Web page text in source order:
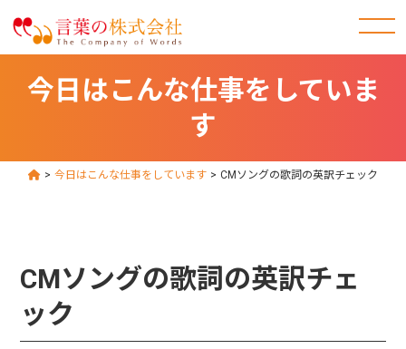
今日はこんな仕事をしていま
す
> 今日はこんな仕事をしています > CMソングの歌詞の英訳チェック
CMソングの歌詞の英訳チェ
ック